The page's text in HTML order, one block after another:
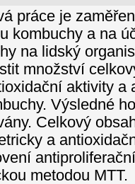
práce je
kombuchy a na
na lidský
množství
aktivity a
Výsledné
Celkový
a
metodou MTT.